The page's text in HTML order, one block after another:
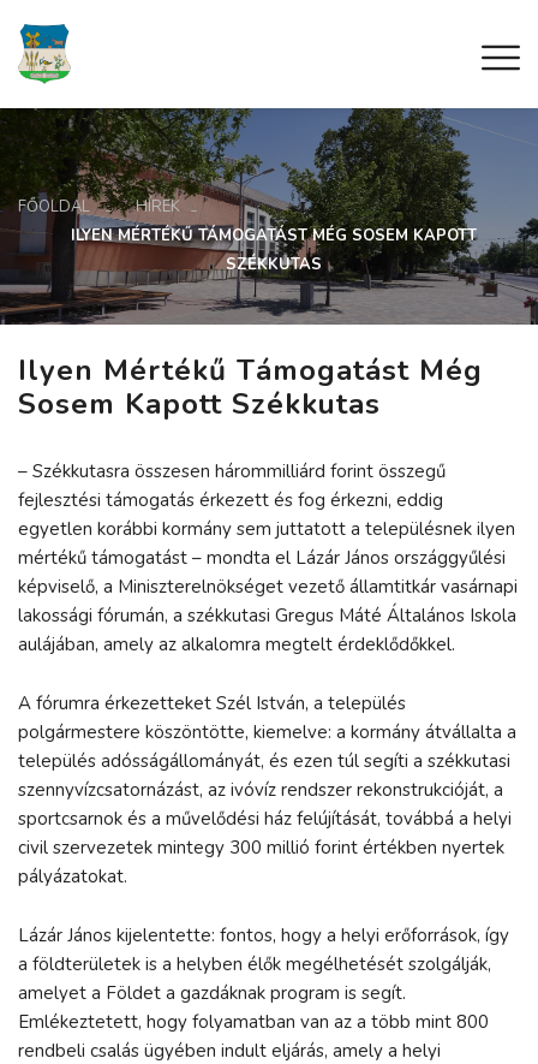
FŐOLDAL
HÍREK
ILYEN MÉRTÉKŰ TÁMOGATÁST MÉG SOSEM KAPOTT
SZÉKKUTAS
Ilyen Mértékű Támogatást Még
Sosem Kapott Székkutas
– Székkutasra összesen hárommilliárd forint összegű
fejlesztési támogatás érkezett és fog érkezni, eddig
egyetlen korábbi kormány sem juttatott a településnek ilyen
mértékű támogatást – mondta el Lázár János országgyűlési
képviselő, a Miniszterelnökséget vezető államtitkár vasárnapi
lakossági fórumán, a székkutasi Gregus Máté Általános Iskola
aulájában, amely az alkalomra megtelt érdeklődőkkel.
A fórumra érkezetteket Szél István, a település
polgármestere köszöntötte, kiemelve: a kormány átvállalta a
település adósságállományát, és ezen túl segíti a székkutasi
szennyvízcsatornázást, az ivóvíz rendszer rekonstrukcióját, a
sportcsarnok és a művelődési ház felújítását, továbbá a helyi
civil szervezetek mintegy 300 millió forint értékben nyertek
pályázatokat.
Lázár János kijelentette: fontos, hogy a helyi erőforrások, így
a földterületek is a helyben élők megélhetését szolgálják,
amelyet a Földet a gazdáknak program is segít.
Emlékeztetett, hogy folyamatban van az a több mint 800
rendbeli csalás ügyében indult eljárás, amely a helyi